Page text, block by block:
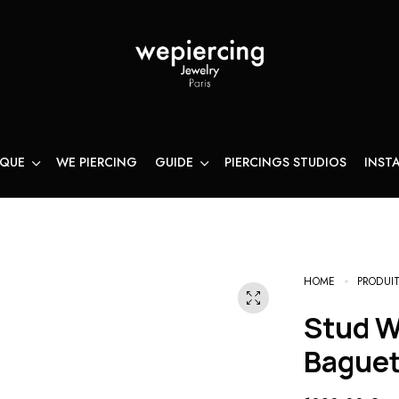
WE PIERCING GUIDE PIERCINGS STUDIOS
HOME
Stud WePiercing Triade